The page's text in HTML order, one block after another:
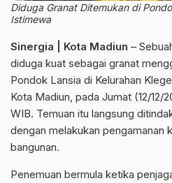
Diduga Granat Ditemukan di
Istimewa
Sinergia | Kota Madiun –
diduga kuat sebagai granat
Pondok Lansia di Kelurahan
Kota Madiun, pada Jumat (12/12/
WIB. Temuan itu langsung
dengan melakukan pengamanan
bangunan.
Penemuan bermula ketika